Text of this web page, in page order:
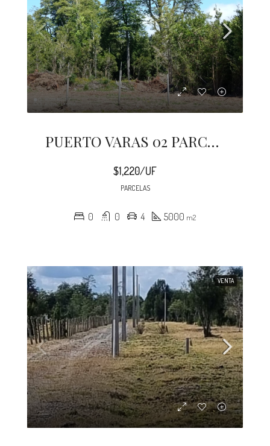
PUERTO VARAS 02 PARCELAS 5000 M2 ENSENADA
$1,220/UF
PARCELAS
0 0 4 5000 m2
VENTA